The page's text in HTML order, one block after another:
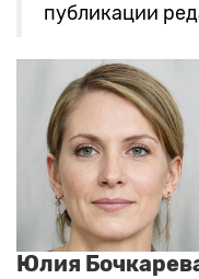
публикации
Юлия